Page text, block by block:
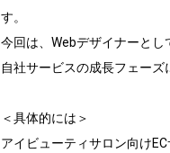
す。
今回は、Webデザイナーとし
自社サービスの成長フェー
＜具体的には＞
アイビューティサロン向け